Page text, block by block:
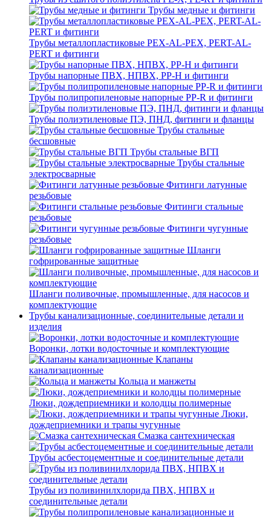
Трубы медные и фитинги
Трубы металлопластиковые PEX-AL-PEX, PERT-AL-
PERT и фитинги
Трубы напорные ПВХ, НПВХ, PP-H и фитинги
Трубы полипропиленовые напорные PP-R и фитинги
Трубы полиэтиленовые ПЭ, ПНД, фитинги и фланцы
Трубы стальные
бесшовные
Трубы стальные ВГП
Трубы стальные
электросварные
Фитинги латунные
резьбовые
Фитинги стальные
резьбовые
Фитинги чугунные
резьбовые
Шланги
гофрированные защитные
Шланги поливочные, промышленные, для насосов и
комплектующие
Трубы канализационные, соединительные детали и
изделия
Воронки, лотки водосточные и комплектующие
Клапаны
канализационные
Кольца и манжеты
Люки, дождеприемники и колодцы полимерные
Люки,
дождеприемники и трапы чугунные
Смазка сантехническая
Трубы асбестоцементные и соединительные детали
Трубы из поливинилхлорида ПВХ, НПВХ и
соединительные детали